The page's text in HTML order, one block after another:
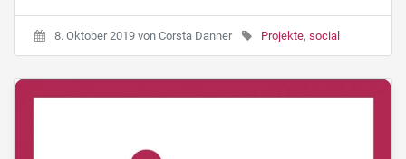
8. Oktober 2019 von Corsta Danner Projekte, social